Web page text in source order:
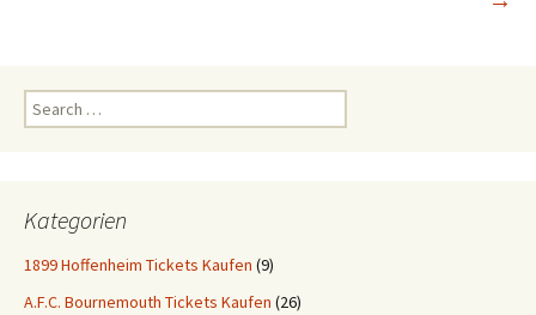
Search
for:
Kategorien
1899 Hoffenheim Tickets Kaufen (9)
A.F.C. Bournemouth Tickets Kaufen (26)